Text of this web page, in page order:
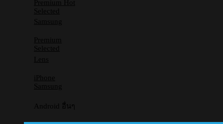
Premium
Selected
Samsung
Premium
Selected
Lens
iPhone
Samsung
Android อื่นๆ